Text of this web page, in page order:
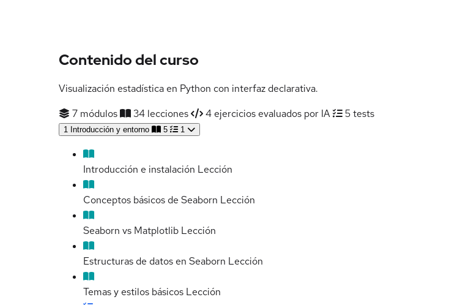
Contenido del curso
Visualización estadística en Python con interfaz declarativa.
7 módulos
34 lecciones 4 ejercicios evaluados por IA 5 tests
1 Introducción y entorno 5 1
Introducción e instalación Lección
Conceptos básicos de Seaborn Lección
Seaborn vs Matplotlib Lección
Estructuras de datos en Seaborn Lección
Temas y estilos básicos Lección